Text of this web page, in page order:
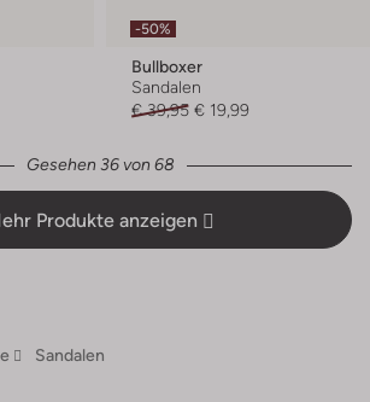
-50%
Bullboxer
Sandalen
€ 39,95 € 19,99
Gesehen 36 von 68
Produkte anzeigen
Sandalen